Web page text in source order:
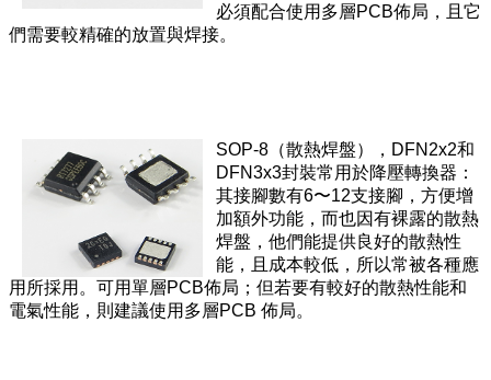
必須配合使用多層PCB佈局，且它
們需要較精確的放置與焊接。
SOP-8（散熱焊盤），DFN2x2和
DFN3x3封裝常用於降壓轉換器：
其接腳數有6〜12支接腳，方便增
加額外功能，而也因有裸露的散熱
焊盤，他們能提供良好的散熱性
能，且成本較低，所以常被各種應
用所採用。可用單層PCB佈局；但若要有較好的散熱性能和
電氣性能，則建議使用多層PCB 佈局。